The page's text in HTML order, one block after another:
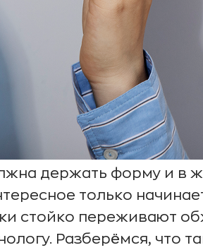
держать форму и в
только
стойко переживают
Разберёмся, что